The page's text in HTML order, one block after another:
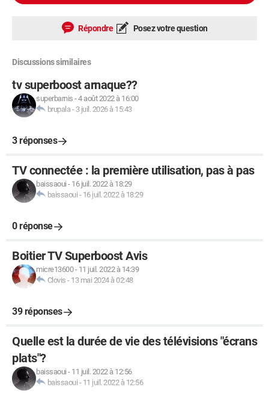
Répondre Posez votre question
Discussions similaires
tv superboost arnaque??
superbarnis -4 août 2022 à 16:00
brupala - 3 juil. 2026 à 15:43
3 réponses
TV connectée : la première utilisation, pas à pas
baissaoui - 16 juil. 2022 à 18:29
baissaoui - 16 juil. 2022 à 18:29
0 réponse
Boitier TV Superboost Avis
micre13600- 11 juil. 2022 à 14:39
Clovis - 13 mai 2024 à 02:48
39 réponses
Quelle est la durée de vie des télévisions "écrans
plats"?
baissaoui - 11 juil. 2022 à 12:56
baissaoui - 11 juil. 2022 à 12:56